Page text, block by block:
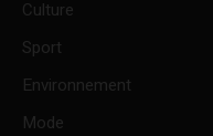
Culture
Sport
Environnement
Mode